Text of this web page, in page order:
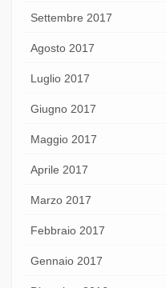
Settembre 2017
Agosto 2017
Luglio 2017
Giugno 2017
Maggio 2017
Aprile 2017
Marzo 2017
Febbraio 2017
Gennaio 2017